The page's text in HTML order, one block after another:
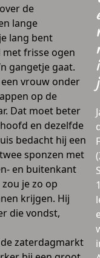
de
lange
lang bent
met frisse ogen
gangetje gaat.
vrouw onder
op de
Dat moet beter
en dezelfde
bedacht hij een
sponzen met
en buitenkant
je zo op
krijgen. Hij
die vondst,
zaterdagmarkt
i
j